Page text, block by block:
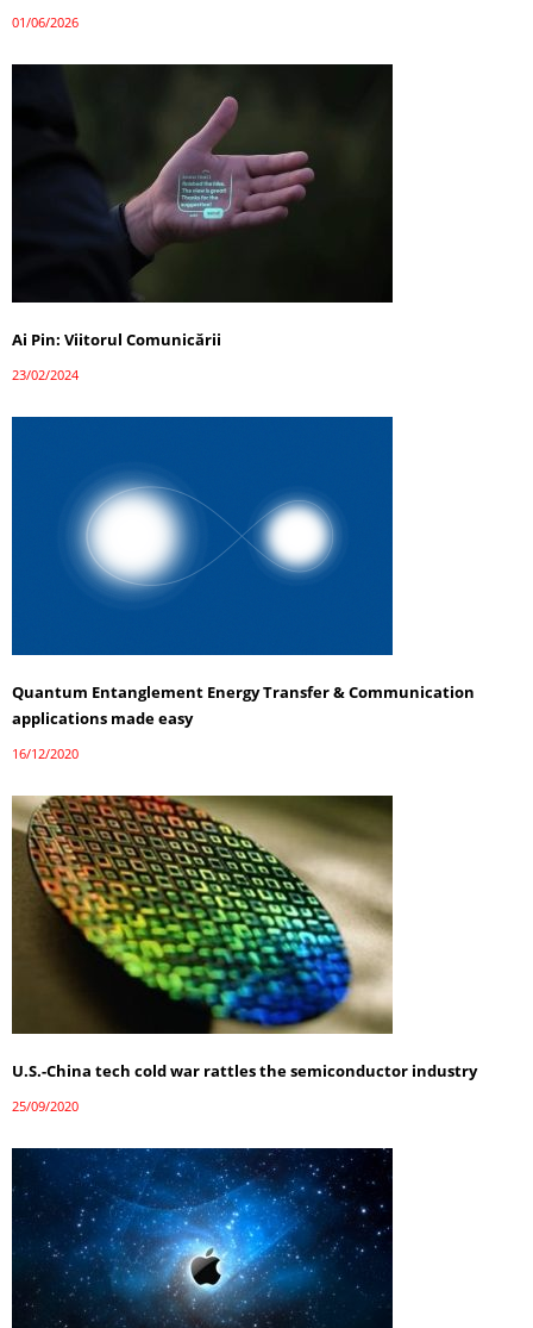
01/06/2026
Ai Pin: Viitorul Comunicării
23/02/2024
Quantum Entanglement Energy Transfer & Communication
applications made easy
16/12/2020
U.S.-China tech cold war rattles the semiconductor industry
25/09/2020